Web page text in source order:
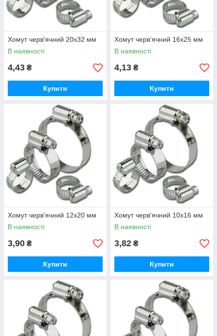
Хомут черв'ячний 20х32 мм
В наявності
4,43 ₴
Купити
Хомут черв'ячний 16х25 мм
В наявності
4,13 ₴
Купити
Хомут черв'ячний 12х20 мм
В наявності
3,90 ₴
Купити
Хомут черв'ячний 10х16 мм
В наявності
3,82 ₴
Купити